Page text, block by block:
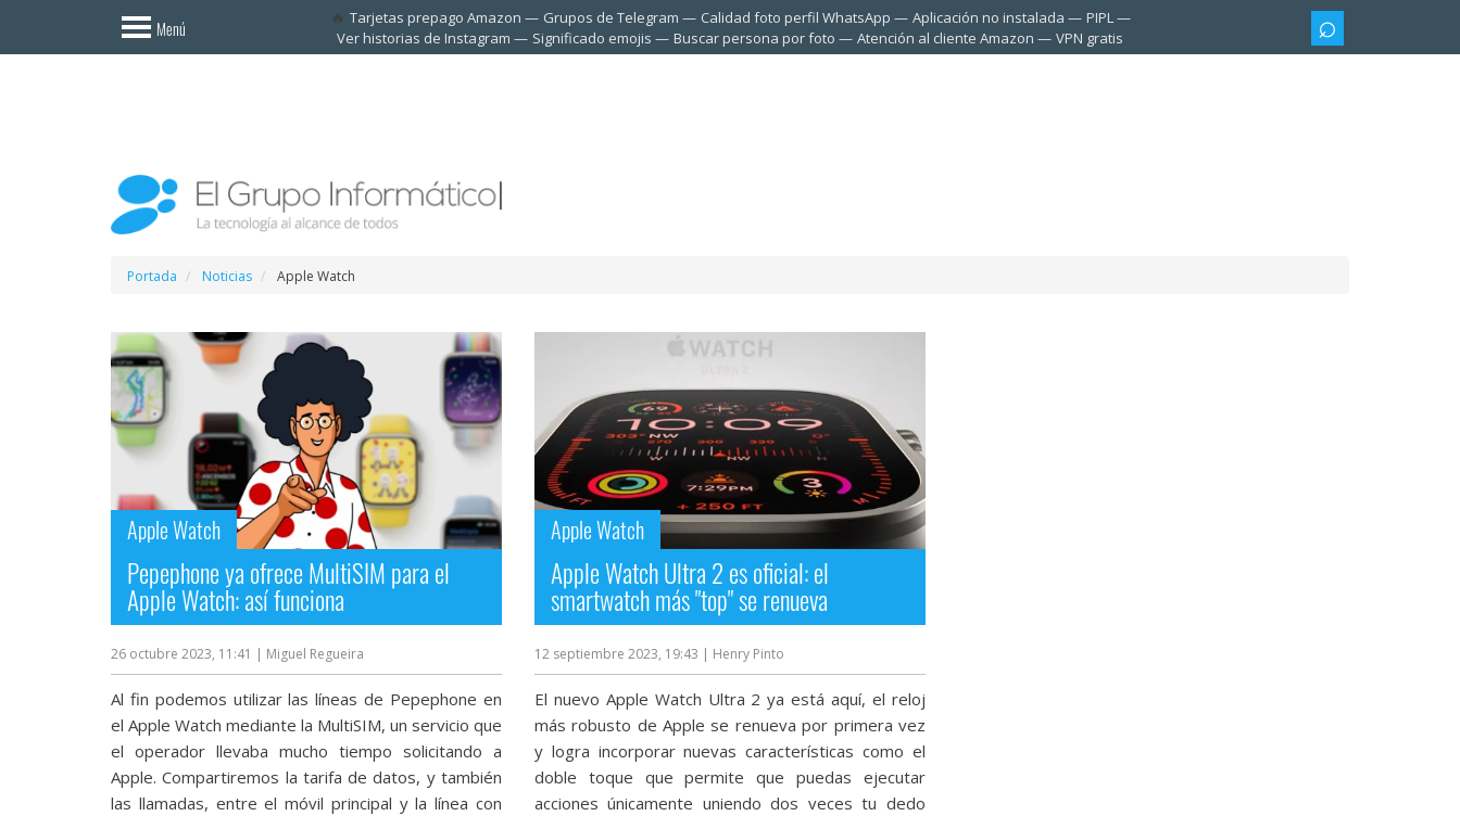
Menú Tarjetas prepago Amazon Grupos de Telegram Calidad foto perfil WhatsApp Aplicación no instalada
PIPL
Ver historias de Instagram
Significado emojis Buscar persona por foto Atención al cliente Amazon VPN gratis
sesión /
Ciberseguridad
Portada Noticias Apple Watch
Apple Watch
Pepephone ya ofrece MultiSIM para el
Apple Watch: así funciona
26 octubre 2023, 11:41 | Miguel Regueira
Al fin podemos utilizar las líneas de Pepephone en
el Apple Watch mediante la MultiSIM, un servicio que
el operador llevaba mucho tiempo solicitando a
Apple. Compartiremos la tarifa de datos, y también
las llamadas, entre el móvil principal y la línea con
Apple Watch
Apple Watch Ultra 2 es oficial: el
smartwatch más "top" se renueva
12 septiembre 2023, 19:43 | Henry Pinto
El nuevo Apple Watch Ultra 2 ya está aquí, el reloj
más robusto de Apple se renueva por primera vez
y logra incorporar nuevas características como el
doble toque que permite que puedas ejecutar
acciones únicamente uniendo dos veces tu dedo